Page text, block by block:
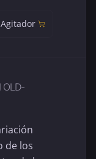
Agitador
OLD-
de los